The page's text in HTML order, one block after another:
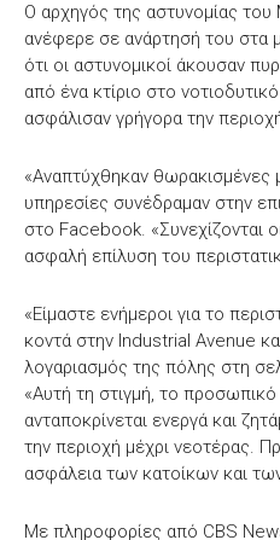
Ο αρχηγός της αστυνομίας του
ανέφερε σε ανάρτησή του στα
ότι οι αστυνομικοί άκουσαν
από ένα κτίριο στο
ασφάλισαν γρήγορα την
«Αναπτύχθηκαν θωρακισμένες
υπηρεσίες συνέδραμαν στην
στο Facebook. «Συνεχίζονται
ασφαλή επίλυση του
«Είμαστε ενήμεροι για το
κοντά στην Industrial Avenue
λογαριασμός της πόλης στη
«Αυτή τη στιγμή, το
ανταποκρίνεται ενεργά και
την περιοχή μέχρι νεοτέρας.
ασφάλεια των κατοίκων και
Με πληροφορίες από CBS